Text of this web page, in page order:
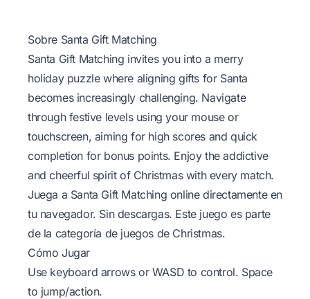
Sobre Santa Gift Matching
Santa Gift Matching invites you into a merry
holiday puzzle where aligning gifts for Santa
becomes increasingly challenging. Navigate
through festive levels using your mouse or
touchscreen, aiming for high scores and quick
completion for bonus points. Enjoy the addictive
and cheerful spirit of Christmas with every match.
Juega a Santa Gift Matching online directamente en
tu navegador. Sin descargas. Este juego es parte
de la categoría de juegos de Christmas.
Cómo Jugar
Use keyboard arrows or WASD to control. Space
to jump/action.